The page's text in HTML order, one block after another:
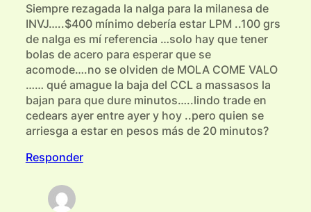
Siempre rezagada la nalga para la milanesa de
INVJ…..$400 mínimo debería estar LPM ..100 grs
de nalga es mí referencia …solo hay que tener
bolas de acero para esperar que se
acomode….no se olviden de MOLA COME VALO
…… qué amague la baja del CCL a massasos la
bajan para que dure minutos…..lindo trade en
cedears ayer entre ayer y hoy ..pero quien se
arriesga a estar en pesos más de 20 minutos?
Responder